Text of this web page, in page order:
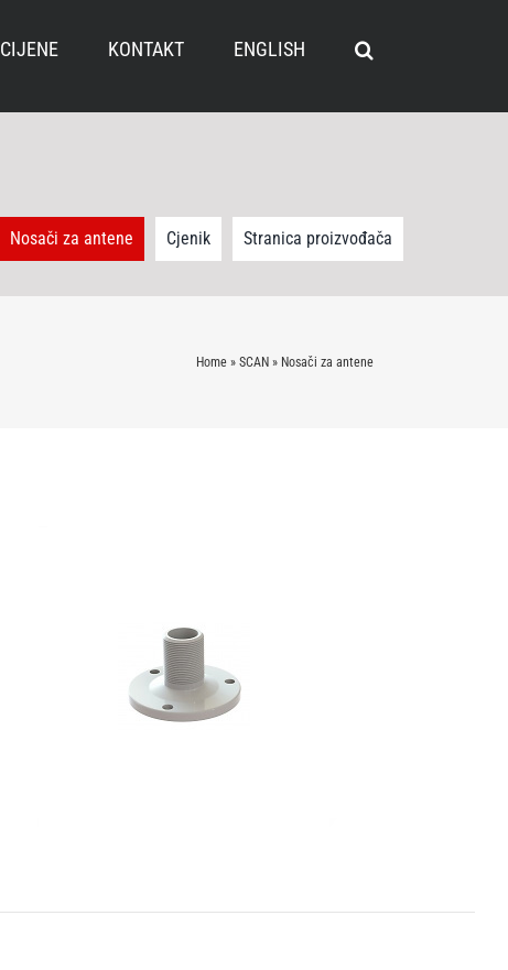
CIJENE KONTAKT ENGLISH
Nosači za antene Cjenik Stranica proizvođača
Home »SCAN » Nosači za antene